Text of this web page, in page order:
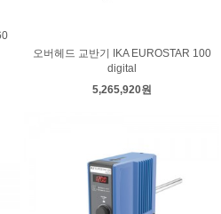
오버헤드 교반기 IKA EUROSTAR 100
digital
5,265,920원